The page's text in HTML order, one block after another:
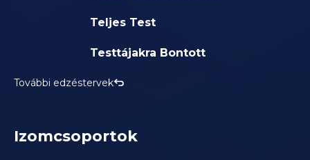
Teljes Test
Testtájakra Bontott
További edzéstervek
Izomcsoportok